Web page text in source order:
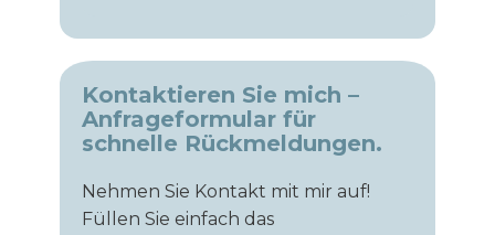
Kontaktieren Sie mich –
Anfrageformular für
schnelle Rückmeldungen.
Nehmen Sie Kontakt mit mir auf!
Füllen Sie einfach das